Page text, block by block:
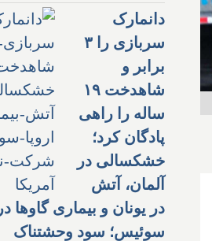
دانمارک
سربازی را ۳
برابر و
شاهدخت ۱۹
ساله را راهی
پادگان کرد؛
خشکسالی در
آلمان، آتش
در یونان و بیماری گاوها در
سوئیس؛ سود وحشتناک